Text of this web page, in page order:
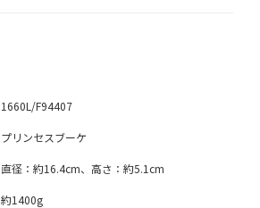
1660L/F94407
プリンセスブーケ
直径：約16.4cm、高さ：約5.1cm
約1400g